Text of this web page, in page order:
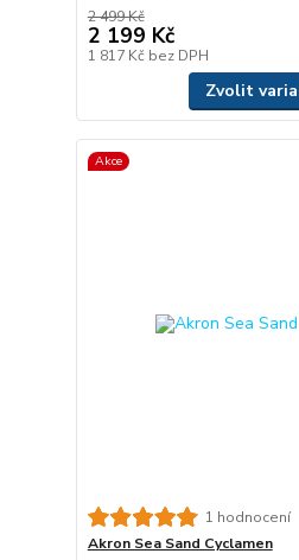
2 499 Kč
2 199 Kč
1 817 Kč bez DPH
Zvolit
Akce
1 hodnocení
Akron Sea Sand Cyclamen